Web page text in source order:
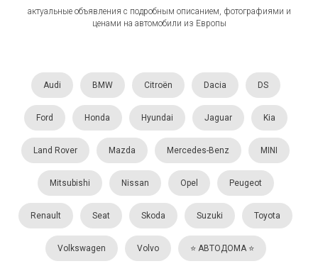
актуальные объявления с подробным описанием, фотографиями и
ценами на автомобили из Европы
Audi BMW Citroën Dacia DS
Ford Honda Hyundai Jaguar Kia
Land Rover Mazda Mercedes-Benz MINI
Mitsubishi Nissan Opel Peugeot
Renault Seat Skoda Suzuki Toyota
Volkswagen Volvo ⭐️ АВТОДОМА ⭐️